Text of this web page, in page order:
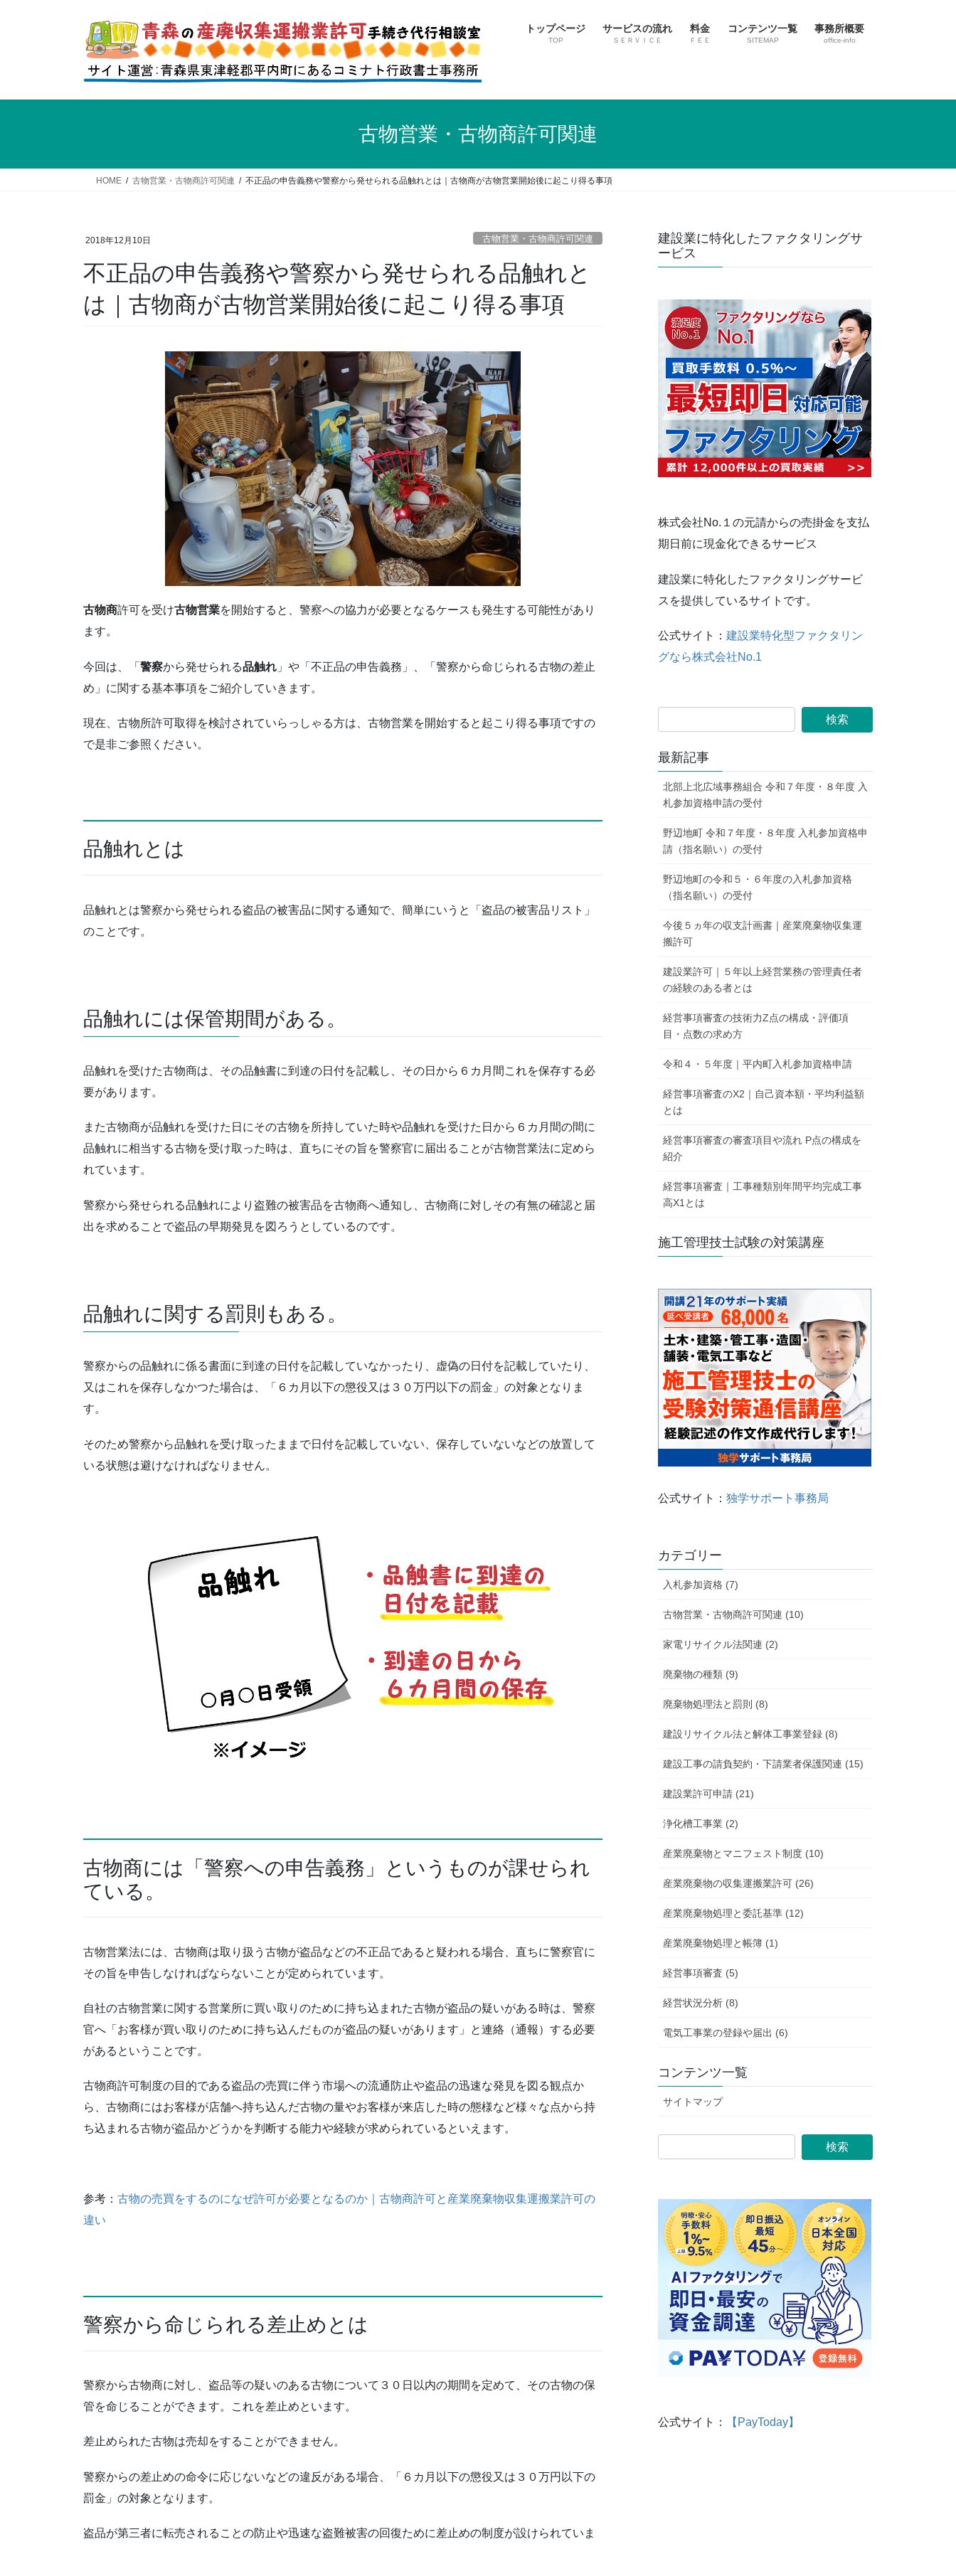
トップページ
TOP
サービスの流れ
ＳＥＲＶＩＣＥ
料金
ＦＥＥ
コンテンツ一覧
SITEMAP
事務所概要
office-info
古物営業・古物商許可関連
HOME 古物営業・古物商許可関連 不正品の申告義務や警察から発せられる品触れとは｜古物商が古物営業開始後に起こり得る事項
2018年12月10日 古物営業・古物商許可関連
不正品の申告義務や警察から発せられる品触れと
は｜古物商が古物営業開始後に起こり得る事項
古物商許可を受け古物営業を開始すると、警察への協力が必要となるケースも発生する可能性があり
ます。
今回は、「 警察から発せられる品触れ 」や「不正品の申告義務」、「警察から命じられる古物の差止
め」に関する基本事項をご紹介していきます。
現在、古物所許可取得を検討されていらっしゃる方は、古物営業を開始すると起こり得る事項ですの
で是非ご参照ください。
品触れとは
品触れとは警察から発せられる盗品の被害品に関する通知で、簡単にいうと「盗品の被害品リスト」
のことです。
品触れには保管期間がある。
品触れを受けた古物商は、その品触書に到達の日付を記載し、その日から６カ月間これを保存する必
要があります。
また古物商が品触れを受けた日にその古物を所持していた時や品触れを受けた日から６カ月間の間に
品触れに相当する古物を受け取った時は、直ちにその旨を警察官に届出ることが古物営業法に定めら
れています。
警察から発せられる品触れにより盗難の被害品を古物商へ通知し、古物商に対しその有無の確認と届
出を求めることで盗品の早期発見を図ろうとしているのです。
品触れに関する罰則もある。
警察からの品触れに係る書面に到達の日付を記載していなかったり、虚偽の日付を記載していたり、
又はこれを保存しなかつた場合は、「６カ月以下の懲役又は３０万円以下の罰金」の対象となりま
す。
そのため警察から品触れを受け取ったままで日付を記載していない、保存していないなどの放置して
いる状態は避けなければなりません。
古物商には「警察への申告義務」というものが課せられ
ている。
古物営業法には、古物商は取り扱う古物が盗品などの不正品であると疑われる場合、直ちに警察官に
その旨を申告しなければならないことが定められています。
自社の古物営業に関する営業所に買い取りのために持ち込まれた古物が盗品の疑いがある時は、警察
官へ「お客様が買い取りのために持ち込んだものが盗品の疑いがあります」と連絡（通報）する必要
があるということです。
古物商許可制度の目的である盗品の売買に伴う市場への流通防止や盗品の迅速な発見を図る観点か
ら、古物商にはお客様が店舗へ持ち込んだ古物の量やお客様が来店した時の態様など様々な点から持
ち込まれる古物が盗品かどうかを判断する能力や経験が求められているといえます。
参考： 古物の売買をするのになぜ許可が必要となるのか｜古物商許可と産業廃棄物収集運搬業許可の
違い
警察から命じられる差止めとは
警察から古物商に対し、盗品等の疑いのある古物について３０日以内の期間を定めて、その古物の保
管を命じることができます。これを差止めといます。
差止められた古物は売却をすることができません。
警察からの差止めの命令に応じないなどの違反がある場合、「６カ月以下の懲役又は３０万円以下の
罰金」の対象となります。
盗品が第三者に転売されることの防止や迅速な盗難被害の回復ために差止めの制度が設けられていま
建設業に特化したファクタリングサ
ービス
株式会社No.１の元請からの売掛金を支払
期日前に現金化できるサービス
建設業に特化したファクタリングサービ
スを提供しているサイトです。
公式サイト：建設業特化型ファクタリン
グなら株式会社No.1
最新記事
北部上北広域事務組合 令和７年度・８年度 入
札参加資格申請の受付
野辺地町 令和７年度・８年度 入札参加資格申
請（指名願い）の受付
野辺地町の令和５・６年度の入札参加資格
（指名願い）の受付
今後５ヵ年の収支計画書｜産業廃棄物収集運
搬許可
建設業許可｜５年以上経営業務の管理責任者
の経験のある者とは
経営事項審査の技術力Z点の構成・評価項
目・点数の求め方
令和４・５年度｜平内町入札参加資格申請
経営事項審査のX2｜自己資本額・平均利益額
とは
経営事項審査の審査項目や流れ P点の構成を
紹介
経営事項審査｜工事種類別年間平均完成工事
高X1とは
施工管理技士試験の対策講座
公式サイト：独学サポート事務局
カテゴリー
入札参加資格 (7)
古物営業・古物商許可関連 (10)
家電リサイクル法関連 (2)
廃棄物の種類 (9)
廃棄物処理法と罰則 (8)
建設リサイクル法と解体工事業登録 (8)
建設工事の請負契約・下請業者保護関連 (15)
建設業許可申請 (21)
浄化槽工事業 (2)
産業廃棄物とマニフェスト制度 (10)
産業廃棄物の収集運搬業許可 (26)
産業廃棄物処理と委託基準 (12)
産業廃棄物処理と帳簿 (1)
経営事項審査 (5)
経営状況分析 (8)
電気工事業の登録や届出 (6)
コンテンツ一覧
サイトマップ
公式サイト： 【PayToday】